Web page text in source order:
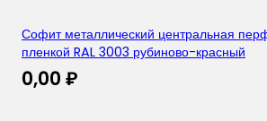
Софит металлический центральная
пленкой RAL 3003 рубиново-красный
0,00 ₽